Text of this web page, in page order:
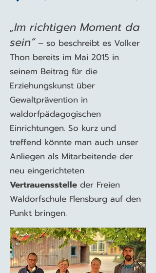
„Im richtigen Moment da
sein”– so beschreibt es Volker
Thon bereits im Mai 2015 in
seinem Beitrag für die
Erziehungskunst über
Gewaltprävention in
waldorfpädagogischen
Einrichtungen. So kurz und
treffend könnte man auch unser
Anliegen als Mitarbeitende der
neu eingerichteten
Vertrauensstelle der Freien
Waldorfschule Flensburg auf den
Punkt bringen.